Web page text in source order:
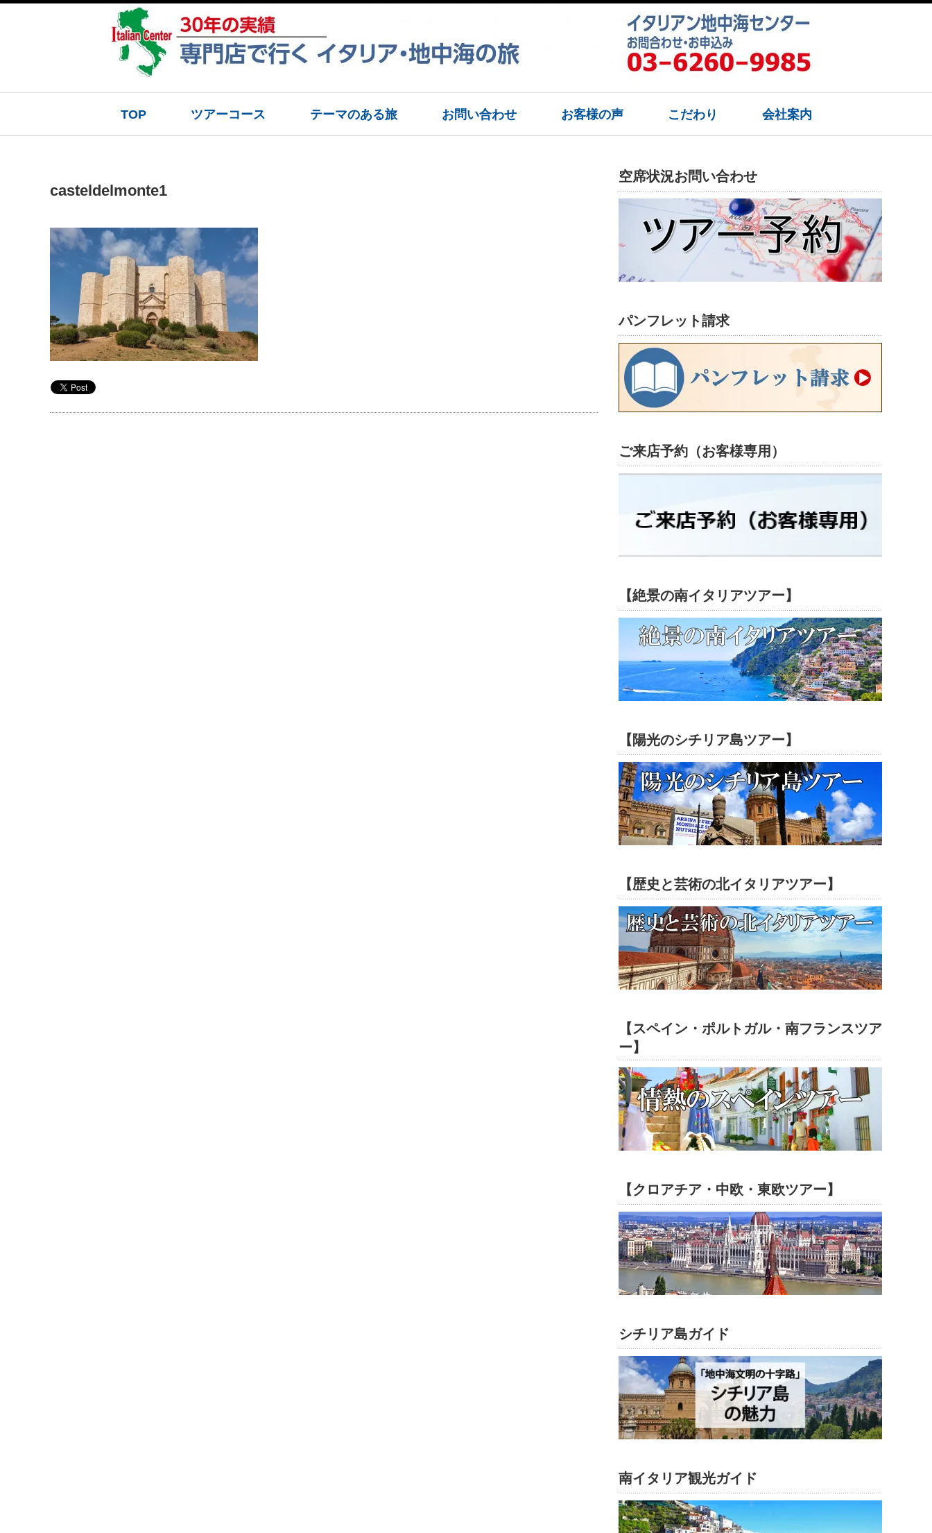
TOP ツアーコース テーマのある旅 お問い合わせ お客様の声 こだわり 会社案内
casteldelmonte1
空席状況お問い合わせ
パンフレット請求
ご来店予約（お客様専用）
【絶景の南イタリアツアー】
【陽光のシチリア島ツアー】
【歴史と芸術の北イタリアツアー】
【スペイン・ポルトガル・南フランスツア
ー】
【クロアチア・中欧・東欧ツアー】
シチリア島ガイド
南イタリア観光ガイド